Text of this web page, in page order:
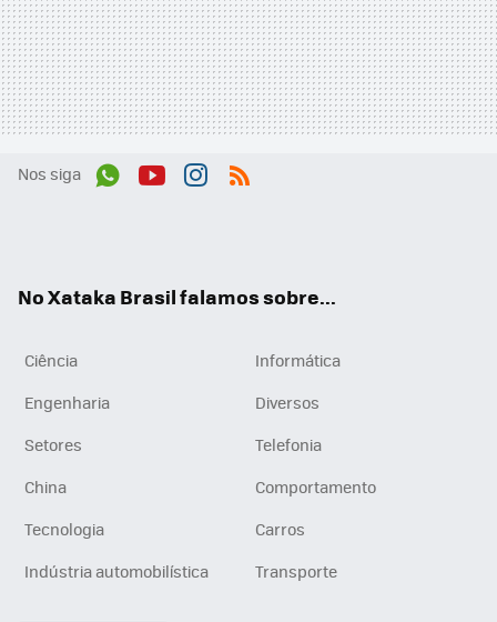
Nos siga
No Xataka Brasil falamos sobre...
Ciência
Informática
Engenharia
Diversos
Setores
Telefonia
China
Comportamento
Tecnologia
Carros
Indústria automobilística
Transporte